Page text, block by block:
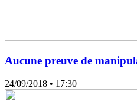
Aucune preuve de
24/09/2018 • 17:30